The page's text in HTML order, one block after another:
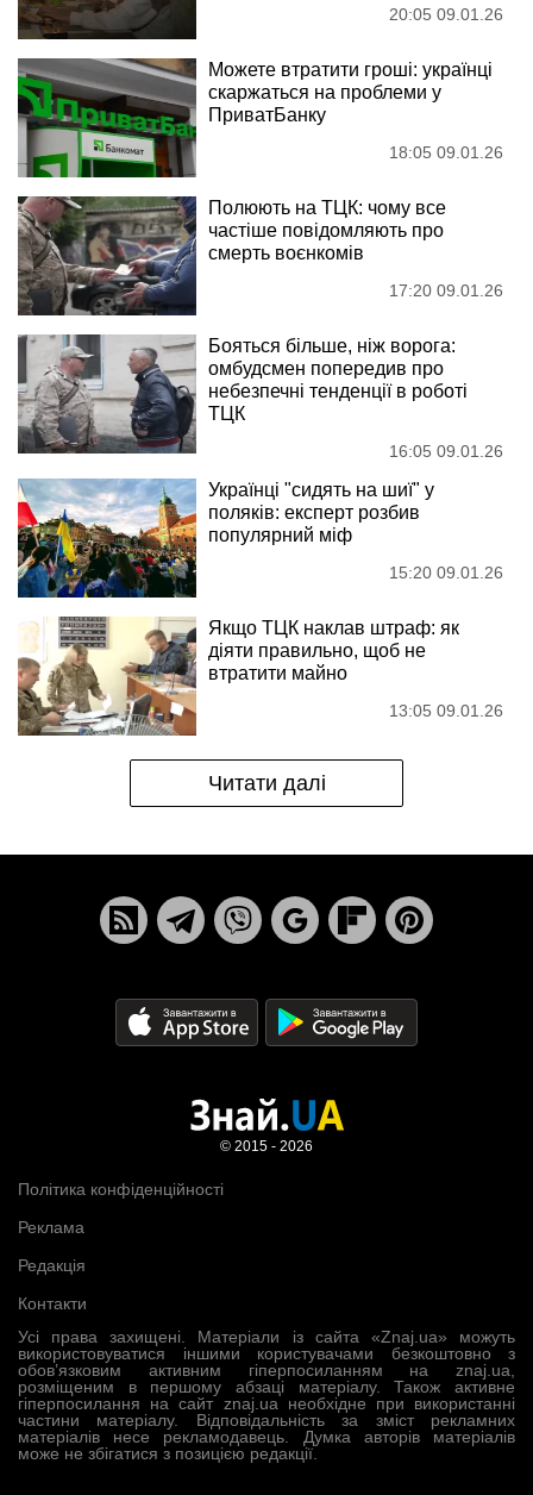
20:05 09.01.26
Можете втратити гроші: українці
скаржаться на проблеми у
ПриватБанку
18:05 09.01.26
Полюють на ТЦК: чому все
частіше повідомляють про
смерть воєнкомів
17:20 09.01.26
Бояться більше, ніж ворога:
омбудсмен попередив про
небезпечні тенденції в роботі
ТЦК
16:05 09.01.26
Українці "сидять на шиї" у
поляків: експерт розбив
популярний міф
15:20 09.01.26
Якщо ТЦК наклав штраф: як
діяти правильно, щоб не
втратити майно
13:05 09.01.26
Читати далі
Усі права захищені. Матеріали із сайта «Znaj.ua» можуть
використовуватися іншими користувачами безкоштовно з
обов’язковим активним гіперпосиланням на znaj.ua,
розміщеним в першому абзаці матеріалу. Також активне
гіперпосилання на сайт znaj.ua необхідне при використанні
частини матеріалу. Відповідальність за зміст рекламних
матеріалів несе рекламодавець. Думка авторів матеріалів
може не збігатися з позицією редакції.
Політика конфіденційності
Реклама
Редакція
Контакти
© 2015 - 2026